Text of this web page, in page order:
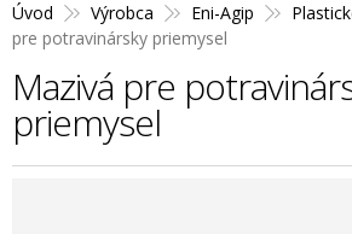
Úvod Výrobca Eni-Agip
pre potravinársky priemysel
Mazivá pre
priemysel